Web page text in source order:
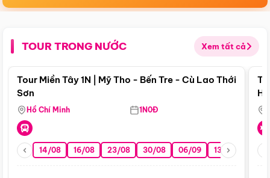
TOUR TRONG NƯỚC Xem tất cả
Điểm nổi bật
Tour Miền Tây 1N | Mỹ Tho - Bến Tre - Cù Lao Thới
Sơn
Hồ Chí Minh 1N0Đ
14/08 16/08 23/08 30/08 06/09 13/09 20/09